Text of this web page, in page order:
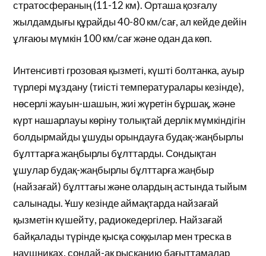
стратосфераның (11-12 км). Орташа қозғалу
жылдамдығы құрайды 40-80 км/сағ, ал кейде дейін
ұлғаюы мүмкін 100 км/сағ және одан да көп.
Интенсивті грозовая қызметі, күшті болтанка, ауыр
түрлері мұздану (тиісті температуралары кезінде),
нөсерлі жауын-шашын, жиі жүретін бұршақ, және
күрт нашарлауы көріну толықтай дерлік мүмкіндігін
болдырмайды ұшуды орындауға будақ-жаңбырлы
бұлттарға жаңбырлы бұлттарды. Сондықтан
ұшулар будақ-жаңбырлы бұлттарға жаңбыр
(найзағай) бұлттағы және олардың астында тыйым
салынады. Ұшу кезінде аймақтарда найзағай
қызметін күшейту, радиокедергілер. Найзағай
байқалады түрінде қысқа соққылар мен треска в
наушниках, сондай-ақ рысканию бағыттамалар